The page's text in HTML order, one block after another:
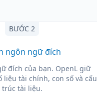
BƯỚC 2
ngôn ngữ đích
đích của bạn. OpenL giữ
liệu tài chính, con số và cấu
trúc tài liệu.